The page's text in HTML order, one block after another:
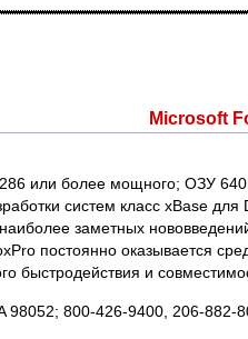
Microsoft
или более мощного; ОЗУ
систем класс xBase
заметных
постоянно оказывается
быстродействия и
98052; 800-426-9400, 206-882-